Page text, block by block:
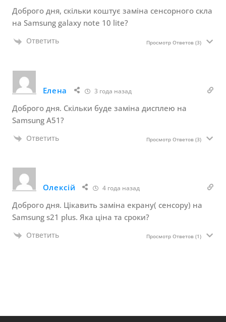
Доброго дня, скільки коштує заміна сенсорного скла
на Samsung galaxy note 10 lite?
Ответить Просмотр Ответов(3)
Елена 3 года назад
Доброго дня. Скільки буде заміна дисплею на
Samsung A51?
Ответить Просмотр Ответов(3)
Олексій 4 года назад
Доброго дня. Цікавить заміна екрану( сенсору) на
Samsung s21 plus. Яка ціна та сроки?
Ответить Просмотр Ответов(1)